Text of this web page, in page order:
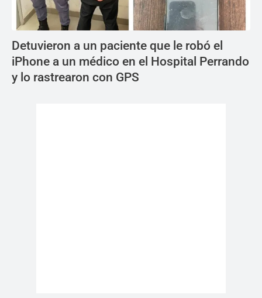
Detuvieron a un paciente que le robó el
iPhone a un médico en el Hospital Perrando
y lo rastrearon con GPS